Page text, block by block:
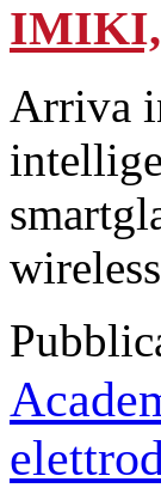
IMIKI,
Arriva